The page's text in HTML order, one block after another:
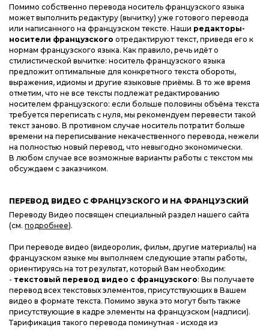
Помимо собственно перевода носитель французского языка
может выполнить редактуру (вычитку) уже готового перевода
или написанного на французском тексте. Наши редакторы-
носители французского отредактируют текст, приведя его к
нормам французского языка. Как правило, речь идёт о
стилистической вычитке: носитель французского языка
предложит оптимальные для конкретного текста обороты,
выражения, идиомы и другие языковые приёмы. В то же время
отметим, что не все тексты подлежат редактированию
носителем французского: если больше половины объёма текста
требуется переписать с нуля, мы рекомендуем перевести такой
текст заново. В противном случае носитель потратит больше
времени на переписывание некачественного перевода, нежели
на полностью новый перевод, что невыгодно экономически.
В любом случае все возможные варианты работы с текстом мы
обсуждаем с заказчиком.
ПЕРЕВОД ВИДЕО С ФРАНЦУЗСКОГО И НА ФРАНЦУЗСКИЙ
Переводу Видео посвящен специальный раздел нашего сайта
(см. подробнее).
При переводе видео (видеоролик, фильм, другие материалы) на
французском языке мы выполняем следующие этапы работы,
ориентируясь на тот результат, который Вам необходим:
- текстовый перевод видео с французского: Вы получаете
перевод всех текстовых элементов, присутствующих в Вашем
видео в формате текста. Помимо звука это могут быть также
присутствующие в кадре элементы на французском (надписи).
Тарификация такого перевода поминутная - исходя из